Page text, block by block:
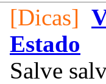
[Dicas]
Estado
Salve